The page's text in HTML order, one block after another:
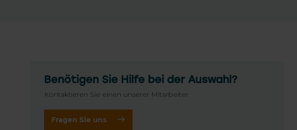
Benötigen Sie Hilfe bei der Auswahl?
Kontaktieren Sie einen unserer Mitarbeiter
Fragen Sie uns